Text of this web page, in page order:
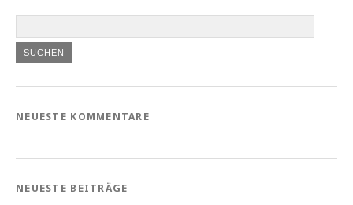
NEUESTE KOMMENTARE
NEUESTE BEITRÄGE